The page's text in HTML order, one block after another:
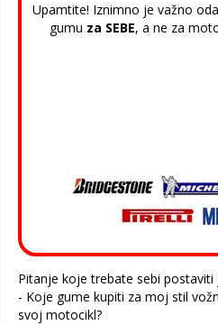
Upamtite! Iznimno je važno
gumu za SEBE, a ne za
Pitanje koje trebate sebi postaviti
- Koje gume kupiti za moj stil
svoj motocikl?